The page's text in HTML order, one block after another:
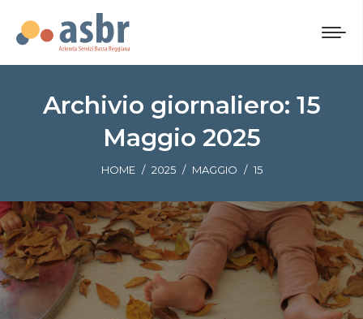
Archivio giornaliero: 15
Maggio 2025
Tu sei qui:
HOME 2025 MAGGIO 15